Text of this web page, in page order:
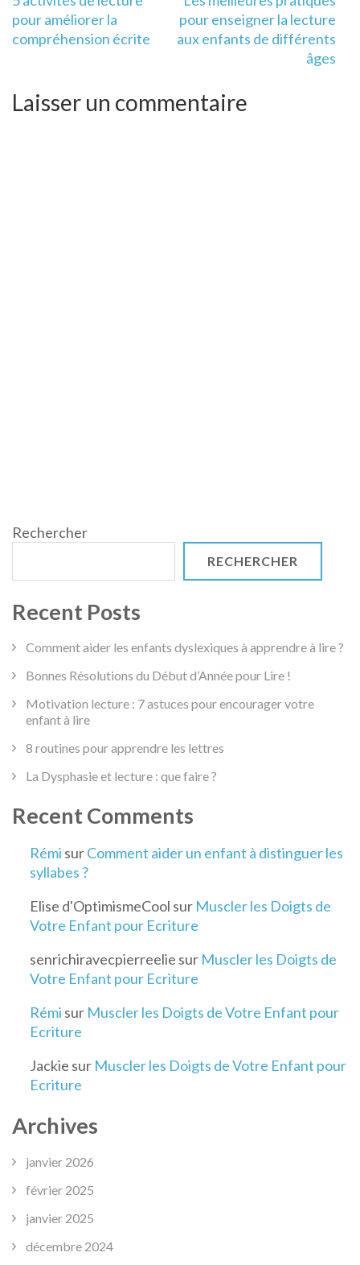
de
l’article
pour améliorer la
compréhension écrite
pour enseigner la lecture
aux enfants de différents
âges
Laisser un commentaire
Rechercher
RECHERCHER
Recent Posts
Comment aider les enfants dyslexiques à apprendre à lire ?
Bonnes Résolutions du Début d’Année pour Lire !
Motivation lecture : 7 astuces pour encourager votre
enfant à lire
8 routines pour apprendre les lettres
La Dysphasie et lecture : que faire ?
Recent Comments
Rémi surComment aider un enfant à distinguer les
syllabes ?
Elise d'OptimismeCool sur Muscler les Doigts de
Votre Enfant pour Ecriture
senrichiravecpierreelie sur Muscler les Doigts de
Votre Enfant pour Ecriture
Rémi sur Muscler les Doigts de Votre Enfant pour
Ecriture
Jackie sur Muscler les Doigts de Votre Enfant pour
Ecriture
Archives
janvier 2026
février 2025
janvier 2025
décembre 2024